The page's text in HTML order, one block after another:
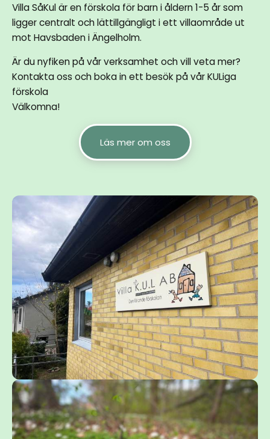
Villa SåKul är en förskola för barn i åldern 1-5 år som
ligger centralt och lättillgängligt i ett villaområde ut
mot Havsbaden i Ängelholm.
Är du nyfiken på vår verksamhet och vill veta mer?
Kontakta oss och boka in ett besök på vår KULiga
förskola
Välkomna!
Läs mer om oss